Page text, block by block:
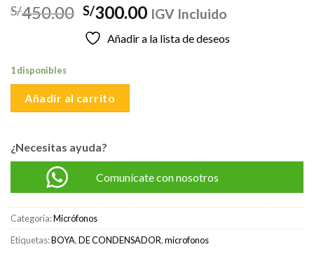
Valorado
con5.00
1
cliente
S/450.00 El
precio
original
S/300.00El
actual
IGV Incluido
Añadir a la lista de deseos
1 disponibles
Añadir al carrito
¿Necesitas ayuda?
Comunícate con nosotros
Categoría:Micrófonos
Etiquetas:BOYA,DE CONDENSADOR,microfonos